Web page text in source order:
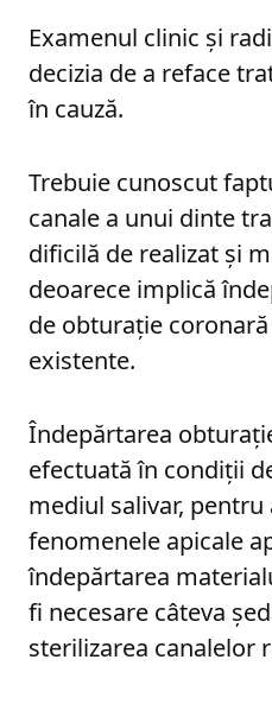
Examenul clinic și
decizia de a reface
în cauză.
Trebuie cunoscut
canale a unui dinte
dificilă de realizat și
deoarece implică
de obturație
existente.
Îndepărtarea
efectuată în condiții
mediul salivar, pentru
fenomenele apicale
îndepărtarea
fi necesare câteva
sterilizarea canalelor